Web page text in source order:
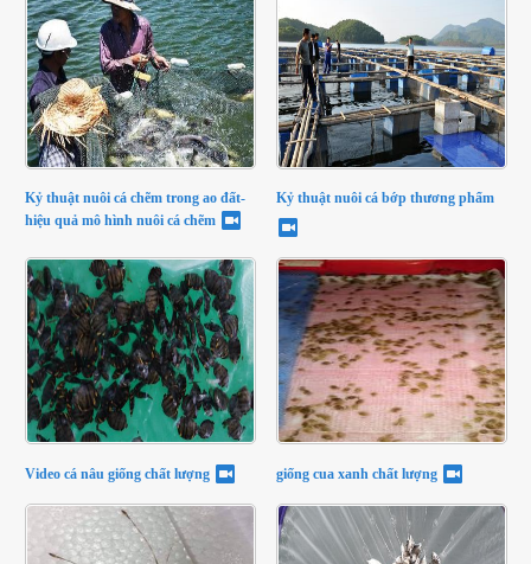
Kỷ thuật nuôi cá chẽm trong ao đất-
hiệu quả mô hình nuôi cá chẽm
Kỷ thuật nuôi cá bớp thương phẩm
Video cá nâu giống chất lượng giống cua xanh chất lượng